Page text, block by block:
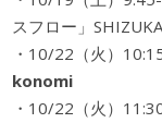
スフロー」
・10/22（火）
konomi
・10/22（火）